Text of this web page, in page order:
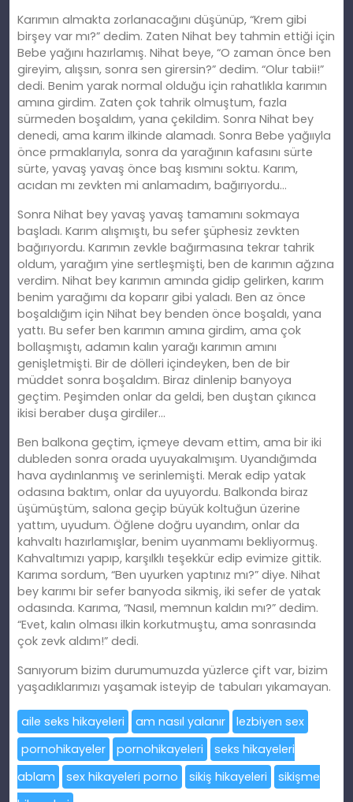
Karımın almakta zorlanacağını düşünüp, “Krem gibi
birşey var mı?” dedim. Zaten Nihat bey tahmin ettiği için
Bebe yağını hazırlamış. Nihat beye, “O zaman önce ben
gireyim, alışsın, sonra sen girersin?” dedim. “Olur tabii!”
dedi. Benim yarak normal olduğu için rahatlıkla karımın
amına girdim. Zaten çok tahrik olmuştum, fazla
sürmeden boşaldım, yana çekildim. Sonra Nihat bey
denedi, ama karım ilkinde alamadı. Sonra Bebe yağııyla
önce prmaklarıyla, sonra da yarağının kafasını sürte
sürte, yavaş yavaş önce baş kısmını soktu. Karım,
acıdan mı zevkten mi anlamadım, bağırıyordu…
Sonra Nihat bey yavaş yavaş tamamını sokmaya
başladı. Karım alışmıştı, bu sefer şüphesiz zevkten
bağırıyordu. Karımın zevkle bağırmasına tekrar tahrik
oldum, yarağım yine sertleşmişti, ben de karımın ağzına
verdim. Nihat bey karımın amında gidip gelirken, karım
benim yarağımı da koparır gibi yaladı. Ben az önce
boşaldığım için Nihat bey benden önce boşaldı, yana
yattı. Bu sefer ben karımın amına girdim, ama çok
bollaşmıştı, adamın kalın yarağı karımın amını
genişletmişti. Bir de dölleri içindeyken, ben de bir
müddet sonra boşaldım. Biraz dinlenip banyoya
geçtim. Peşimden onlar da geldi, ben duştan çıkınca
ikisi beraber duşa girdiler…
Ben balkona geçtim, içmeye devam ettim, ama bir iki
dubleden sonra orada uyuyakalmışım. Uyandığımda
hava aydınlanmış ve serinlemişti. Merak edip yatak
odasına baktım, onlar da uyuyordu. Balkonda biraz
üşümüştüm, salona geçip büyük koltuğun üzerine
yattım, uyudum. Öğlene doğru uyandım, onlar da
kahvaltı hazırlamışlar, benim uyanmamı bekliyormuş.
Kahvaltımızı yapıp, karşılklı teşekkür edip evimize gittik.
Karıma sordum, “Ben uyurken yaptınız mı?” diye. Nihat
bey karımı bir sefer banyoda sikmiş, iki sefer de yatak
odasında. Karıma, “Nasıl, memnun kaldın mı?” dedim.
“Evet, kalın olması ilkin korkutmuştu, ama sonrasında
çok zevk aldım!” dedi.
Sanıyorum bizim durumumuzda yüzlerce çift var, bizim
yaşadıklarımızı yaşamak isteyip de tabuları yıkamayan.
aile seks hikayeleri am nasıl yalanır
lezbiyen sex
pornohikayeler
pornohikayeleri
seks hikayeleri
ablam
sex hikayeleri porno sikiş hikayeleri
sikişme